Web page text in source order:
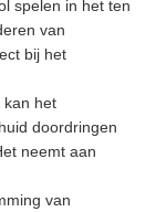
spelen in het ten
van
bij het
kan het
doordringen
neemt aan
van